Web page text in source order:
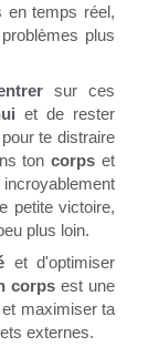
en temps réel,
plus
sur ces
et de rester
te distraire
toncorps et
petite victoire,
plus loin.
et d'optimiser
corps est une
maximiser ta
externes.